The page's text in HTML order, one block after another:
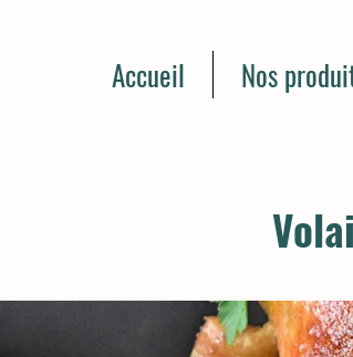
Accueil Nos